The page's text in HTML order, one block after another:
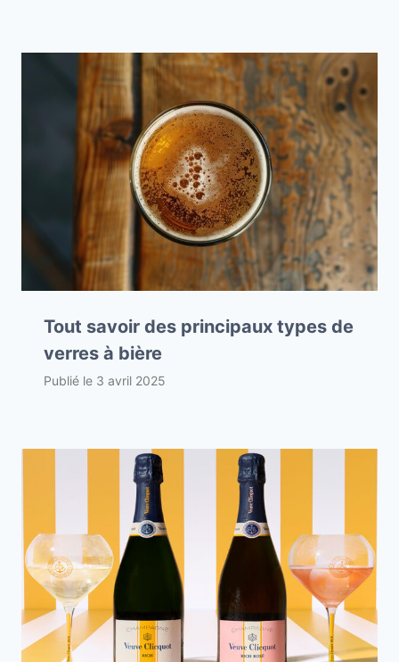
Tout savoir des principaux types de
verres à bière
Publié le 3 avril 2025